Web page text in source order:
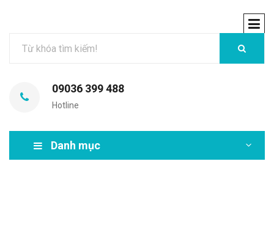
09036 399 488
Hotline
Danh mục